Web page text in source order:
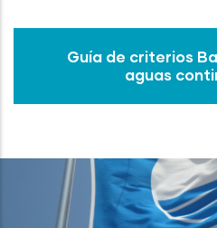
Guía de criterios
aguas